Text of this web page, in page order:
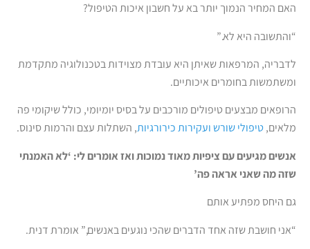
האם המחיר הנמוך יותר בא על חשבון איכות הטיפול?
“והתשובה היא לא.”
לדבריה, המרפאות שאיתן היא עובדת מצוידות בטכנולוגיה מתקדמת
ומשתמשות בחומרים איכותיים.
הרופאים מבצעים טיפולים מורכבים על בסיס יומיומי, כולל שיקומי פה
מלאים,טיפולי שורש ועקירות כירורגיות, השתלות עצם והרמות סינוס.
אנשים מגיעים עם ציפיות מאוד נמוכות ואז אומרים לי: ‘לא האמנתי
שזה מה שאני אראה פה’
גם היחס מפתיע אותם
“אני חושבת שזה אחד הדברים שהכי נוגעים באנשים,” אומרת דנית.